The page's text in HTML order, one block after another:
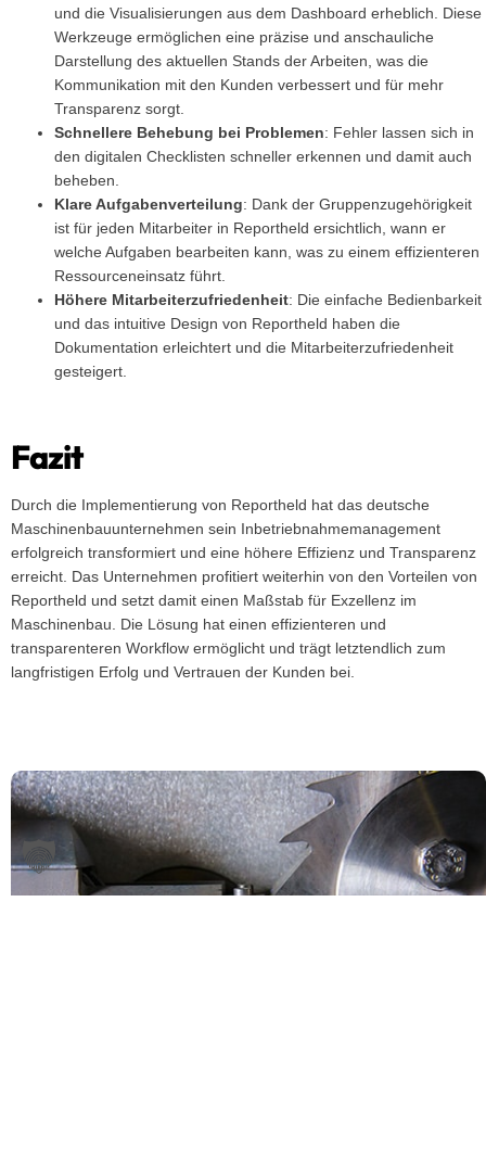
und die Visualisierungen aus dem Dashboard erheblich. Diese
Werkzeuge ermöglichen eine präzise und anschauliche
Darstellung des aktuellen Stands der Arbeiten, was die
Kommunikation mit den Kunden verbessert und für mehr
Transparenz sorgt.
Schnellere Behebung bei Problemen: Fehler lassen sich in
den digitalen Checklisten schneller erkennen und damit auch
beheben.
Klare Aufgabenverteilung: Dank der Gruppenzugehörigkeit
ist für jeden Mitarbeiter in Reportheld ersichtlich, wann er
welche Aufgaben bearbeiten kann, was zu einem effizienteren
Ressourceneinsatz führt.
Höhere Mitarbeiterzufriedenheit: Die einfache Bedienbarkeit
und das intuitive Design von Reportheld haben die
Dokumentation erleichtert und die Mitarbeiterzufriedenheit
gesteigert.
Fazit
Durch die Implementierung von Reportheld hat das deutsche
Maschinenbauunternehmen sein Inbetriebnahmemanagement
erfolgreich transformiert und eine höhere Effizienz und Transparenz
erreicht. Das Unternehmen profitiert weiterhin von den Vorteilen von
Reportheld und setzt damit einen Maßstab für Exzellenz im
Maschinenbau. Die Lösung hat einen effizienteren und
transparenteren Workflow ermöglicht und trägt letztendlich zum
langfristigen Erfolg und Vertrauen der Kunden bei.